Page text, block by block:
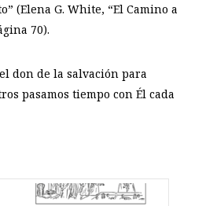
(Elena G. White, “El Camino a
70).
don de la salvación para
pasamos tiempo con Él cada